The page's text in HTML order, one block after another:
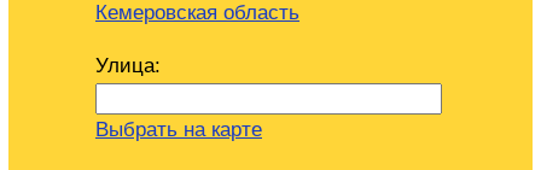
Кемеровская область
Улица:
Выбрать на карте